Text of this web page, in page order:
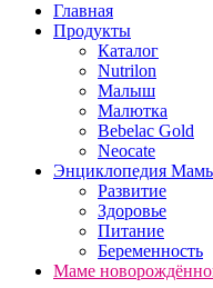
Главная
Продукты
Каталог
Nutrilon
Малыш
Малютка
Bebelac Gold
Neocate
Энциклопедия
Развитие
Здоровье
Питание
Беременность
Маме